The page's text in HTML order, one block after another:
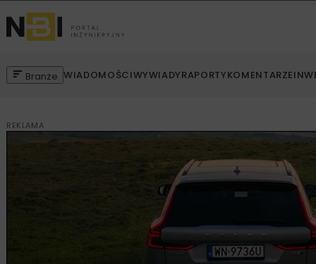
Branże WIADOMOŚCIWYWIADYRAPORTYKOMENTARZE
REKLAMA